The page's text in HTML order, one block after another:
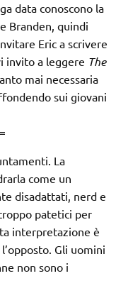
data conoscono la
Branden, quindi
Eric a scrivere
invito a leggere The
mai necessaria
sui giovani
La
come un
disadattati, nerd e
patetici per
interpretazione è
Gli uomini
non sono i